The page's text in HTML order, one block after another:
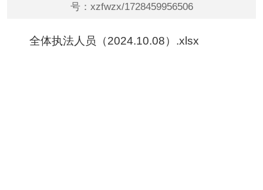
号：xzfwzx/1728459956506
全体执法人员（2024.10.08）.xlsx